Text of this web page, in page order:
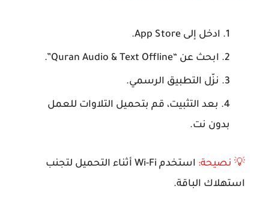
ادخل إلى App Store
.
ابحث عن “Quran Audio & Text Offline”.
نزّل التطبيق الرسمي.
بعد التثبيت، قم بتحميل التلاوات للعمل
بدون نت.
💡 نصيحة:
استخدم Wi-Fi أثناء التحميل لتجنب
استهلاك الباقة.